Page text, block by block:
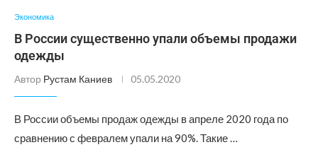
Экономика
В России существенно упали объемы продажи
одежды
Автор Рустам Каниев 05.05.2020
В России объемы продаж одежды в апреле 2020 года по
сравнению с февралем упали на 90%. Такие …